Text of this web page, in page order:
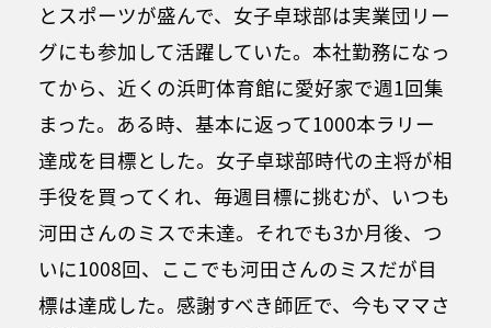
とスポーツが盛んで、女子卓球部は実業団リー
グにも参加して活躍していた。本社勤務になっ
てから、近くの浜町体育館に愛好家で週1回集
まった。ある時、基本に返って1000本ラリー
達成を目標とした。女子卓球部時代の主将が相
手役を買ってくれ、毎週目標に挑むが、いつも
河田さんのミスで未達。それでも3か月後、つ
いに1008回、ここでも河田さんのミスだが目
標は達成した。感謝すべき師匠で、今もママさ